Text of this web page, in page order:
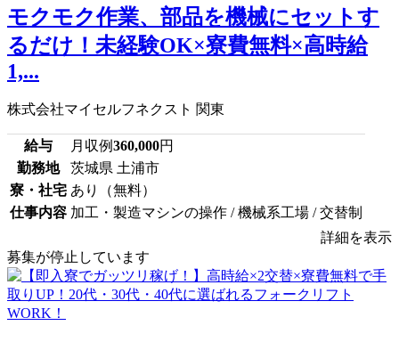
モクモク作業、部品を機械にセットす
るだけ！未経験OK×寮費無料×高時給
1,...
株式会社マイセルフネクスト 関東
給与 月収例360,000円
勤務地
茨城県 土浦市
寮・社宅 あり（無料）
仕事内容 加工・製造マシンの操作 / 機械系工場 / 交替制
詳細を表示
募集が停止しています